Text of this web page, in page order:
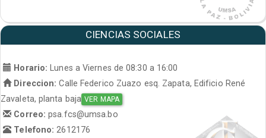
CIENCIAS SOCIALES
Horario:
Lunes a Viernes de 08:30 a 16:00
Direccion: Calle Federico Zuazo esq. Zapata, Edificio René
Zavaleta, planta baja VER MAPA
Correo:psa.fcs@umsa.bo
Telefono: 2612176